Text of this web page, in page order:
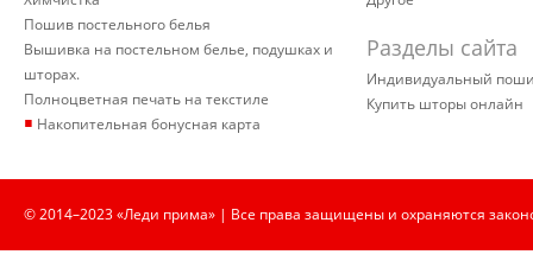
Пошив постельного белья
Вышивка на постельном белье, подушках и
шторах.
Полноцветная печать на текстиле
▪ Накопительная бонусная карта
Разделы сайта
Индивидуальный
Купить шторы онлайн
© 2014–2023 «Леди прима» | Все права защищены и охраняются